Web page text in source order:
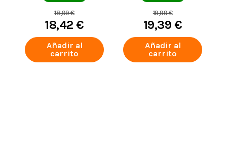
18,99 €
18,42 €
Añadir al
carrito
19,99 €
19,39 €
Añadir al
carrito